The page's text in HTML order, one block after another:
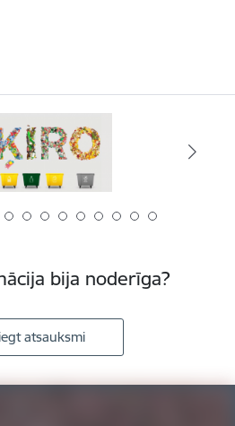
bija noderīga?
atsauksmi